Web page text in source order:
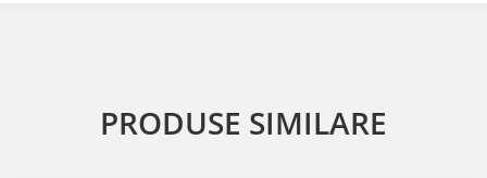
PRODUSE SIMILARE